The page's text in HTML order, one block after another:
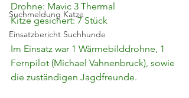
Suchmeldung Katze
Einsatzbericht Suchhunde
Drohne: Mavic 3 Thermal
Kitze gesichert: 7 Stück
Im Einsatz war 1 Wärmebilddrohne, 1
Fernpilot (Michael Vahnenbruck), sowie
die zuständigen Jagdfreunde.